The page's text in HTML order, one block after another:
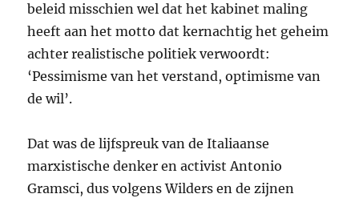
beleid misschien wel dat het kabinet maling
heeft aan het motto dat kernachtig het geheim
achter realistische politiek verwoordt:
‘Pessimisme van het verstand, optimisme van
de wil’.
Dat was de lijfspreuk van de Italiaanse
marxistische denker en activist Antonio
Gramsci, dus volgens Wilders en de zijnen